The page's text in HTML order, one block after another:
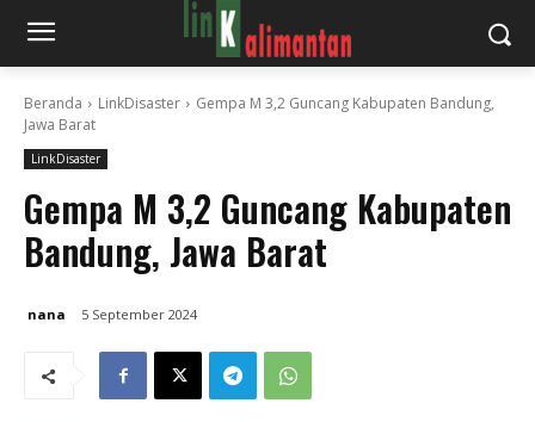
Beranda LinkDisaster
Gempa M 3,2 Guncang Kabupaten Bandung,
Jawa Barat
LinkDisaster
Gempa M 3,2 Guncang Kabupaten
Bandung, Jawa Barat
nana 5 September 2024